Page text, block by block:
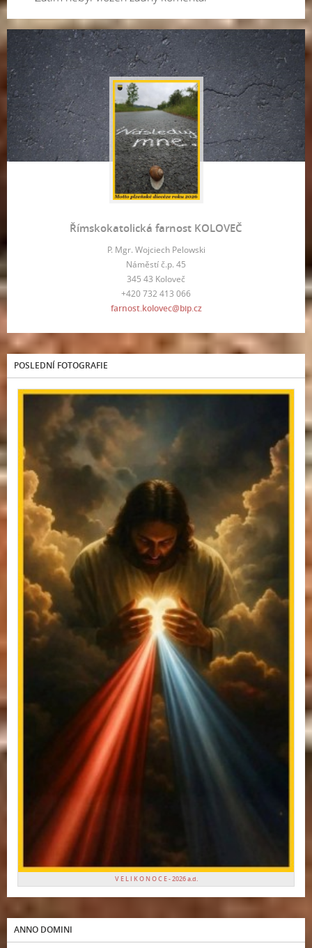
Římskokatolická farnost KOLOVEČ
P. Mgr. Wojciech Pelowski
Náměstí č.p. 45
345 43 Koloveč
+420 732 413 066
farnost.kolovec@bip.cz
POSLEDNÍ FOTOGRAFIE
V E L I K O N O C E - 2026 a.d.
ANNO DOMINI